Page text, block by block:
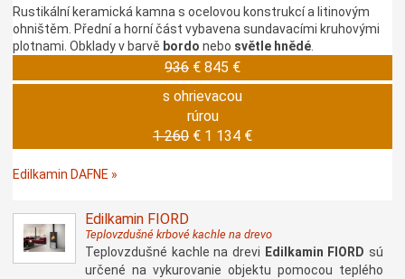
Rustikální keramická kamna s ocelovou konstrukcí a litinovým
ohništěm. Přední a horní část vybavena sundavacími kruhovými
plotnami. Obklady v barvě bordo nebo světle hnědé
936 € 845 €
s ohrievacou
rúrou
1 260 € 1 134 €
Edilkamin DAFNE »
Edilkamin FIORD
Teplovzdušné krbové kachle na drevo
Teplovzdušné kachle na drevi Edilkamin FIORD sú
určené na vykurovanie objektu pomocou teplého